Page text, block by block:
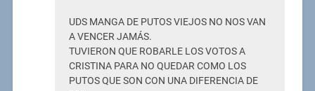
UDS MANGA DE PUTOS VIEJOS NO NOS VAN
A VENCER JAMÁS.
TUVIERON QUE ROBARLE LOS VOTOS A
CRISTINA PARA NO QUEDAR COMO LOS
PUTOS QUE SON CON UNA DIFERENCIA DE